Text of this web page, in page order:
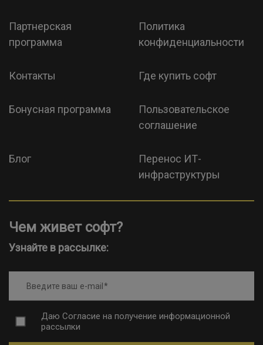
Партнерская
программа
Политика
конфиденциальности
Контакты Где купить софт
Бонусная программа
Пользовательское
соглашение
Блог
Перенос ИТ-
инфраструктуры
Чем живет софт?
Узнайте в рассылке:
Введите ваш e-mail
Даю Согласие на получение информационной
рассылки